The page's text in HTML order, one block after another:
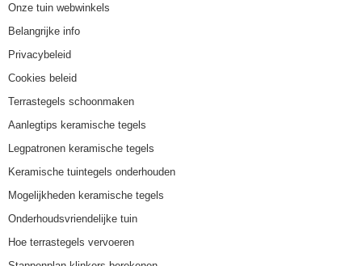
Onze tuin webwinkels
Belangrijke info
Privacybeleid
Cookies beleid
Terrastegels schoonmaken
Aanlegtips keramische tegels
Legpatronen keramische tegels
Keramische tuintegels onderhouden
Mogelijkheden keramische tegels
Onderhoudsvriendelijke tuin
Hoe terrastegels vervoeren